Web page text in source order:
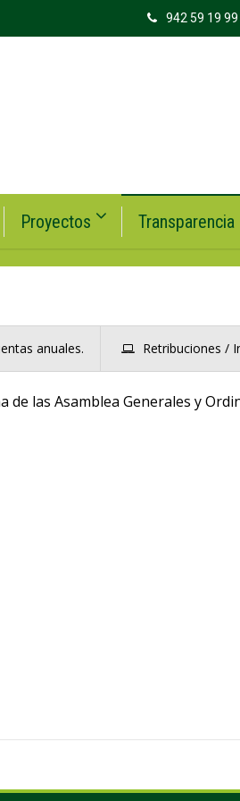
942 59 19 99
Proyectos Transparencia
anuales. Retribuciones /
las Asamblea Generales y